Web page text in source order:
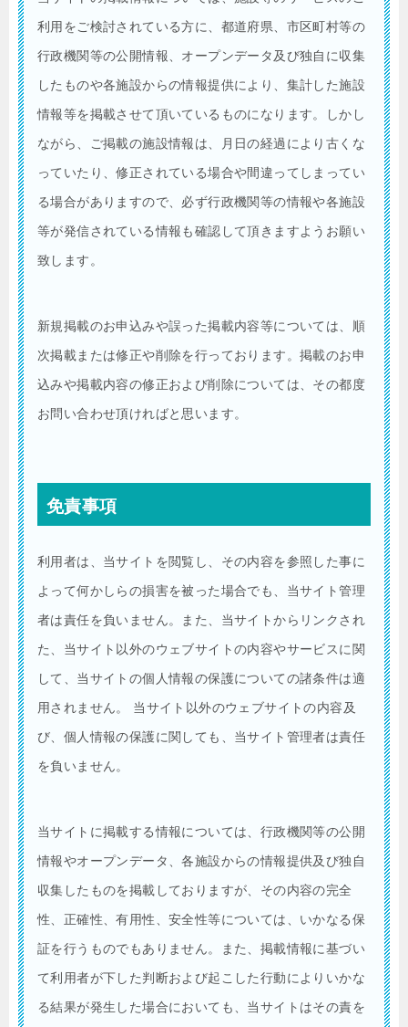
利用をご検討されている方に、都道府県、市区町村等の
行政機関等の公開情報、オープンデータ及び独自に収集
したものや各施設からの情報提供により、集計した施設
情報等を掲載させて頂いているものになります。しかし
ながら、ご掲載の施設情報は、月日の経過により古くな
っていたり、修正されている場合や間違ってしまってい
る場合がありますので、必ず行政機関等の情報や各施設
等が発信されている情報も確認して頂きますようお願い
致します。
新規掲載のお申込みや誤った掲載内容等については、順
次掲載または修正や削除を行っております。掲載のお申
込みや掲載内容の修正および削除については、その都度
お問い合わせ頂ければと思います。
免責事項
利用者は、当サイトを閲覧し、その内容を参照した事に
よって何かしらの損害を被った場合でも、当サイト管理
者は責任を負いません。また、当サイトからリンクされ
た、当サイト以外のウェブサイトの内容やサービスに関
して、当サイトの個人情報の保護についての諸条件は適
用されません。 当サイト以外のウェブサイトの内容及
び、個人情報の保護に関しても、当サイト管理者は責任
を負いません。
当サイトに掲載する情報については、行政機関等の公開
情報やオープンデータ、各施設からの情報提供及び独自
収集したものを掲載しておりますが、その内容の完全
性、正確性、有用性、安全性等については、いかなる保
証を行うものでもありません。また、掲載情報に基づい
て利用者が下した判断および起こした行動によりいかな
る結果が発生した場合においても、当サイトはその責を